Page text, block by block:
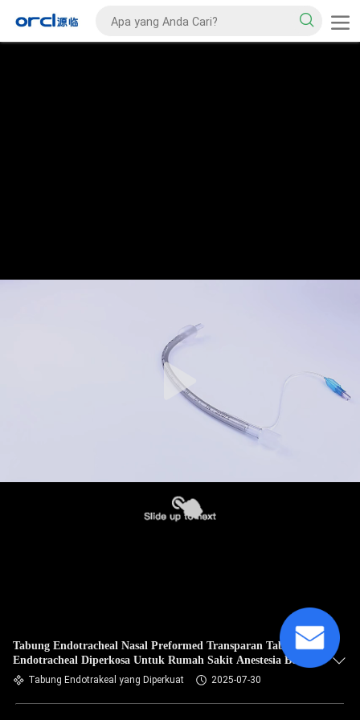
Tabung Endotracheal Nasal Preformed Transparan Tabung
Endotracheal Diperkosa Untuk Rumah Sakit Anestesia Bedah
Penggunaan
Tabung Endotrakeal yang Diperkuat 2025-07-30